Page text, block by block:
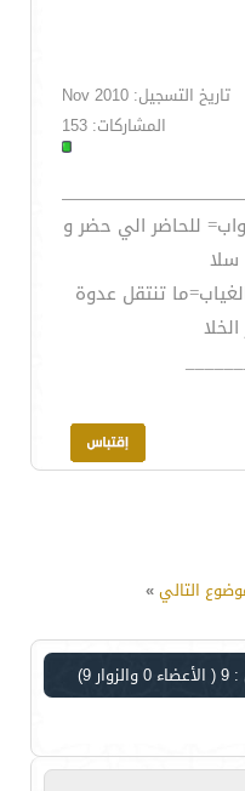
تاريخ التسجيل: Nov 2010
المشاركات: 153
للحاضر الي حضر و
سلا
تنتقل عدوة
التالي»
( الأعضاء 0 والزوار 9)